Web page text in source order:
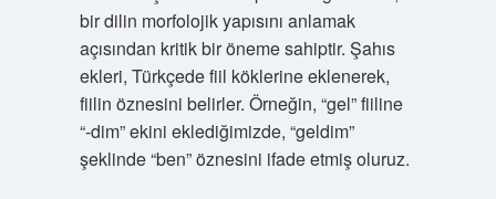
bir dilin morfolojik yapısını anlamak
açısından kritik bir öneme sahiptir. Şahıs
ekleri, Türkçede fiil köklerine eklenerek,
fiilin öznesini belirler. Örneğin, “gel” fiiline
“-dim” ekini eklediğimizde, “geldim”
şeklinde “ben” öznesini ifade etmiş oluruz.